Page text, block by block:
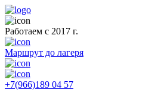
Работаем с 2017 г.
Маршрут до лагеря
+7(966)189 04 57